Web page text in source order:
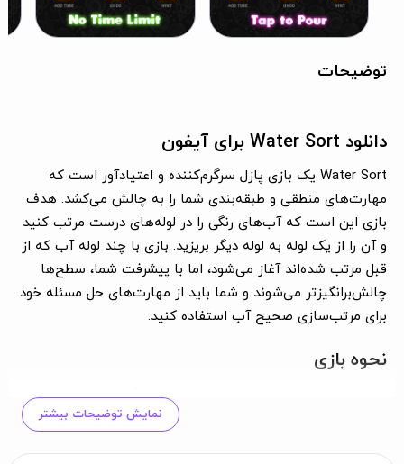
توضیحات
دانلود Water Sort برای آیفون
Water Sort یک بازی پازل سرگرم‌کننده و اعتیادآور است که
مهارت‌های منطقی و طبقه‌بندی شما را به چالش می‌کشد. هدف
بازی این است که آب‌های رنگی را در لوله‌های درست مرتب کنید
و آن را از یک لوله به لوله دیگر بریزید. بازی با چند لوله آب که از
قبل مرتب شده‌اند آغاز می‌شود، اما با پیشرفت شما، سطح‌ها
چالش‌برانگیزتر می‌شوند و شما باید از مهارت‌های حل مسئله خود
برای مرتب‌سازی صحیح آب استفاده کنید.
نحوه بازی
ابتدا یک بطری را لمس کنید، سپس بطری دیگری را لمس کرده و آب
نمایش توضیحات بیشتر